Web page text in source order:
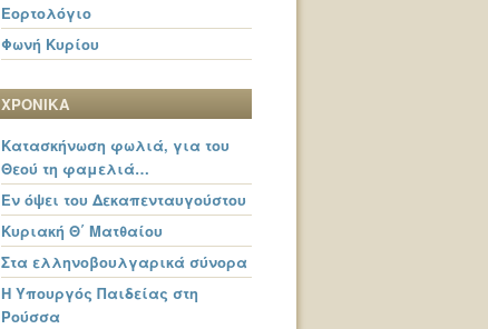
Εορτολόγιο
Φωνή Κυρίου
ΧΡΟΝΙΚΑ
Κατασκήνωση φωλιά, για του
Θεού τη φαμελιά…
Εν όψει του Δεκαπενταυγούστου
Κυριακή Θ΄ Ματθαίου
Στα ελληνοβουλγαρικά σύνορα
Η Υπουργός Παιδείας στη
Ρούσσα